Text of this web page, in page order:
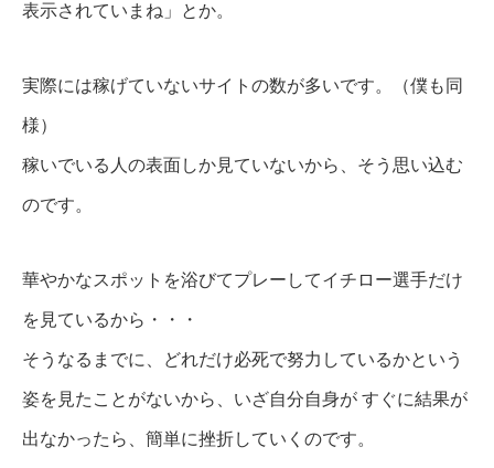
表示されていまね」とか。
実際には稼げていないサイトの数が多いです。（僕も同
様）
稼いでいる人の表面しか見ていないから、そう思い込む
のです。
華やかなスポットを浴びてプレーしてイチロー選手だけ
を見ているから・・・
そうなるまでに、どれだけ必死で努力しているかという
姿を見たことがないから、いざ自分自身が すぐに結果が
出なかったら、簡単に挫折していくのです。